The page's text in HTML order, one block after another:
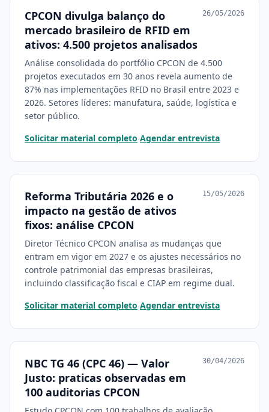
CPCON divulga balanço do
mercado brasileiro de RFID em
ativos: 4.500 projetos analisados
26/05/2026
Análise consolidada do portfólio CPCON de 4.500
projetos executados em 30 anos revela aumento de
87% nas implementações RFID no Brasil entre 2023 e
2026. Setores líderes: manufatura, saúde, logística e
setor público.
Solicitar material completo·Agendar entrevista
Reforma Tributária 2026 e o
impacto na gestão de ativos
fixos: análise CPCON
15/05/2026
Diretor Técnico CPCON analisa as mudanças que
entram em vigor em 2027 e os ajustes necessários no
controle patrimonial das empresas brasileiras,
incluindo classificação fiscal e CIAP em regime dual.
Solicitar material completo·Agendar entrevista
NBC TG 46 (CPC 46) — Valor
Justo: praticas observadas em
100 auditorias CPCON
30/04/2026